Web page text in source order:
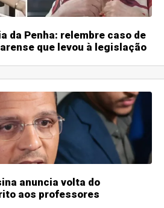
da Penha: relembre caso de
que levou à legislação
anuncia volta do
aos professores